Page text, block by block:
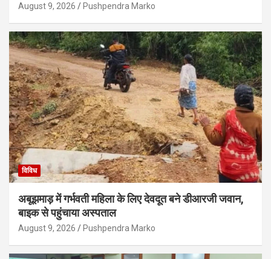
August 9, 2026 Pushpendra Marko
विविध
अबूझमाड़ में गर्भवती महिला के लिए देवदूत बने डीआरजी जवान,
बाइक से पहुंचाया अस्पताल
August 9, 2026 Pushpendra Marko